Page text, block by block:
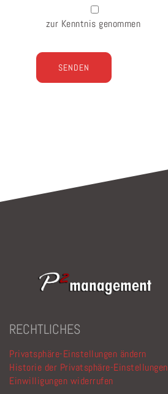
zur Kenntnis genommen
RECHTLICHES
Privatsphäre-Einstellungen ändern
Historie der Privatsphäre-Einstellungen
Einwilligungen widerrufen